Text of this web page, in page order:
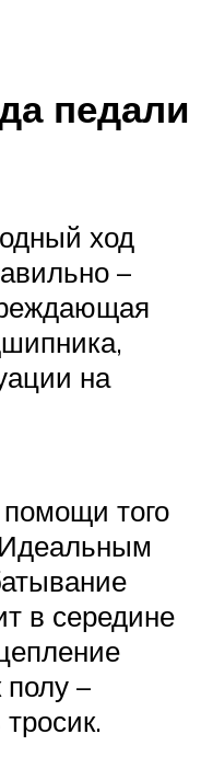
педали
ход
–
на
того
в середине
–